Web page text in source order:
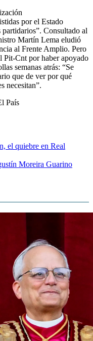
por el Estado
Consultado al
Martín Lema eludió
al Frente Amplio. Pero
Pit-Cnt por haber apoyado
semanas atrás: “Se
que de ver por qué
necesitan”.
País
el quiebre en Real
Moreira Guarino